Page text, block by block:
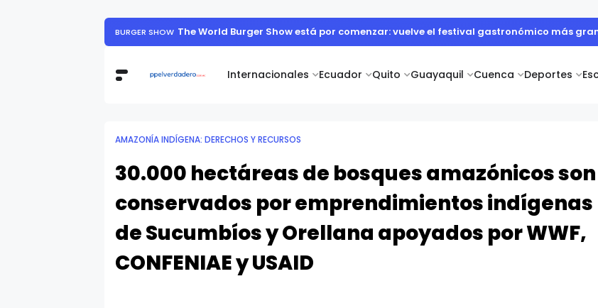
Internacionales Ecuador Quito Guayaquil Cuenca Deportes
Muestra de arte contemporáneo reunió a cuerpo diplomático y artistas nacionales en la
AMAZONÍA INDÍGENA: DERECHOS Y RECURSOS
30.000 hectáreas de bosques amazónicos son
conservados por emprendimientos indígenas
de Sucumbíos y Orellana apoyados por WWF,
CONFENIAE y USAID